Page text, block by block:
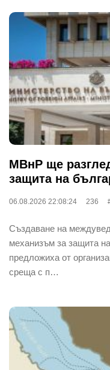
МВнР ще
защита на
06.08.2026 22:08:24 236
Създаване на
механизъм за защита
предложиха от
среща с п…